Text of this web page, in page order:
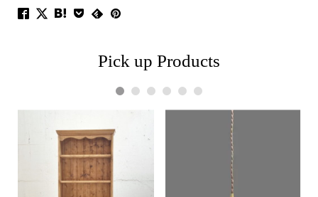
Pick up Products
1 2 3 4 5 6